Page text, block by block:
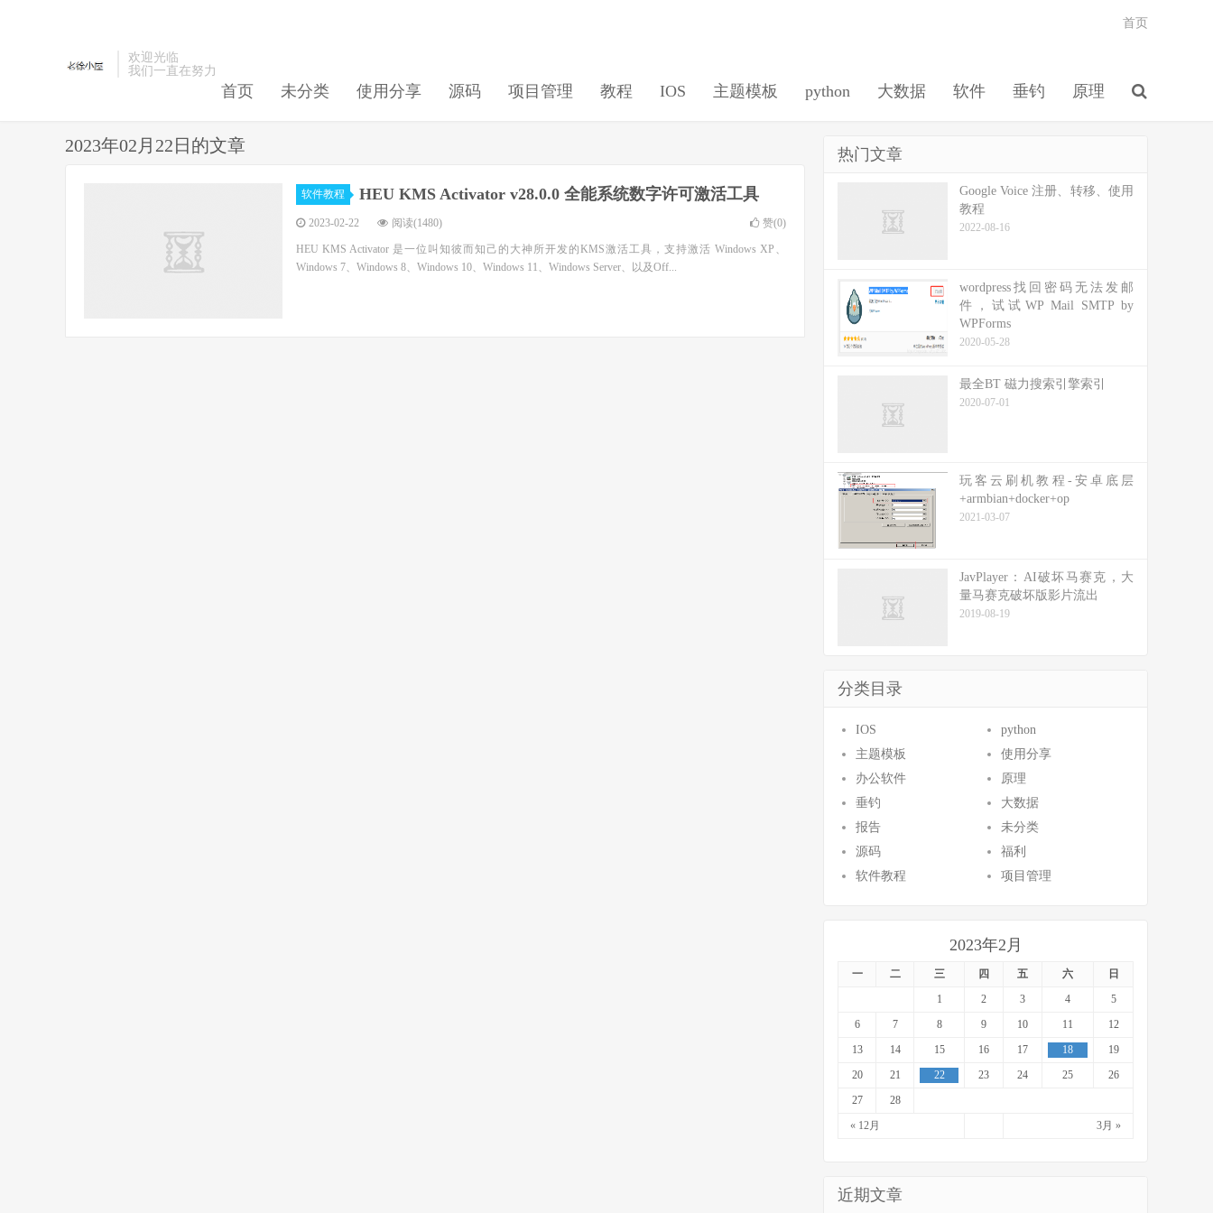
欢迎光临
我们一直在努力
首页 未分类 使用分享 源码 项目管理 教程 IOS 主题模板 python 大数据 软件 垂钓 原理
首页
2023年02月22日的文章
软件教程 HEU KMS Activator v28.0.0 全能系统数字许可激活工具
2023-02-22 阅读(1480) 赞(0)
HEU KMS Activator 是一位叫知彼而知己的大神所开发的KMS激活工具，支持激活 Windows XP、
Windows 7、Windows 8、Windows 10、Windows 11、Windows Server、以及Off...
热门文章
Google Voice 注册、转移、使用
教程
2022-08-16
wordpress找回密码无法发邮
件，试试WP Mail SMTP by
WPForms
2020-05-28
最全BT 磁力搜索引擎索引
2020-07-01
玩客云刷机教程-安卓底层
+armbian+docker+op
2021-03-07
JavPlayer：AI破坏马赛克，大
量马赛克破坏版影片流出
2019-08-19
分类目录
IOS
python
主题模板
使用分享
办公软件
原理
垂钓
大数据
报告
未分类
源码
福利
软件教程
项目管理
2023年2月
一 二 三 四 五 六 日
« 12月 3月 »
1 2 3 4
5
6
7 8 9 10 11
12
13
14 15 16 17 18
19
20
21 22 23 24 25
26
27
28
近期文章